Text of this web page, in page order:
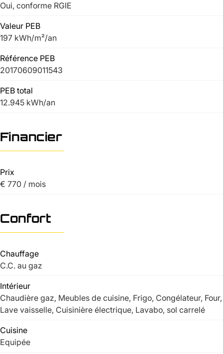
Oui, conforme RGIE
Valeur PEB
197 kWh/m²/an
Référence PEB
20170609011543
PEB total
12.945 kWh/an
Financier
Prix
€ 770 / mois
Confort
Chauffage
C.C. au gaz
Intérieur
Chaudière gaz, Meubles de cuisine, Frigo, Congélateur, Four,
Lave vaisselle, Cuisinière électrique, Lavabo, sol carrelé
Cuisine
Equipée